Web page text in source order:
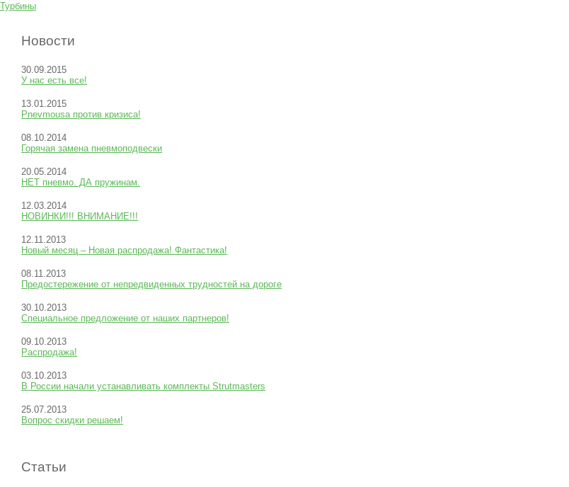
Турбины
Новости
30.09.2015
У нас есть все!
13.01.2015
Pnevmousa против кризиса!
08.10.2014
Горячая замена пневмоподвески
20.05.2014
НЕТ пневмо. ДА пружинам.
12.03.2014
НОВИНКИ!!! ВНИМАНИЕ!!!
12.11.2013
Новый месяц – Новая распродажа! Фантастика!
08.11.2013
Предостережение от непредвиденных трудностей на дороге
30.10.2013
Специальное предложение от наших партнеров!
09.10.2013
Распродажа!
03.10.2013
В России начали устанавливать комплекты Strutmasters
25.07.2013
Вопрос скидки решаем!
Статьи